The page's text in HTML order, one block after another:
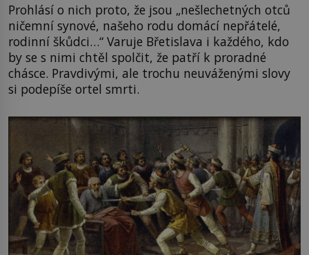
Prohlásí o nich proto, že jsou „nešlechetných otců
ničemní synové, našeho rodu domácí nepřátelé,
rodinní škůdci…“ Varuje Břetislava i každého, kdo
by se s nimi chtěl spolčit, že patří k proradné
chásce. Pravdivými, ale trochu neuváženými slovy
si podepíše ortel smrti.